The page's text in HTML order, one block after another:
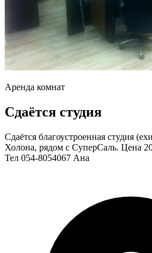
Аренда комнат
Сдаётся студия
Сдаётся благоустроенная студия
Холона, рядом с СуперСаль. Цена
Тел 054-8054067 Ана